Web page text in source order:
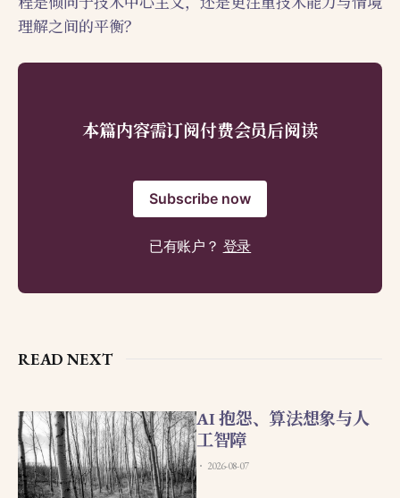
理解之间的平衡？
本篇内容需订阅付费会员后阅读
Subscribe now
已有账户？ 登录
READ NEXT
AI 抱怨、算法想象与人
工智障
2026-08-07